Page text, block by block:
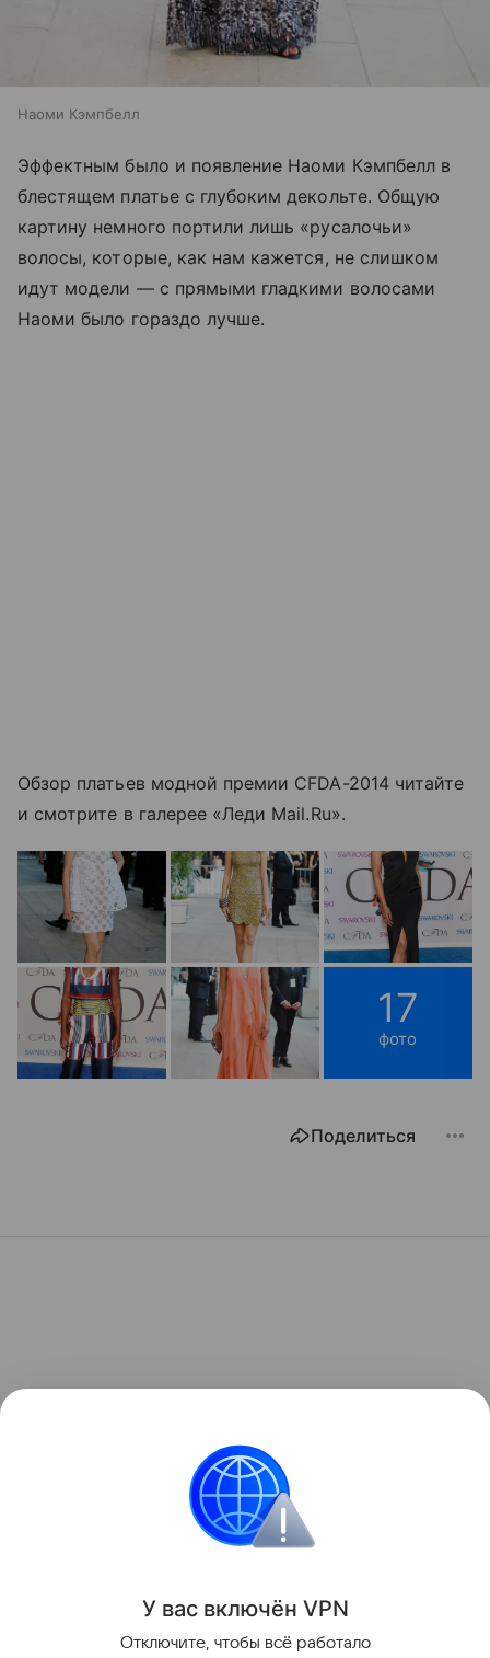
Наоми Кэмпбелл
Эффектным было и появление Наоми Кэмпбелл в
блестящем платье с глубоким декольте. Общую
картину немного портили лишь «русалочьи»
волосы, которые, как нам кажется, не слишком
идут модели — с прямыми гладкими волосами
Наоми было гораздо лучше.
Обзор платьев модной премии CFDA-2014 читайте
и смотрите в галерее «Леди Mail.Ru».
17
фото
Поделиться
У вас включён VPN
Отключите, чтобы всё работало